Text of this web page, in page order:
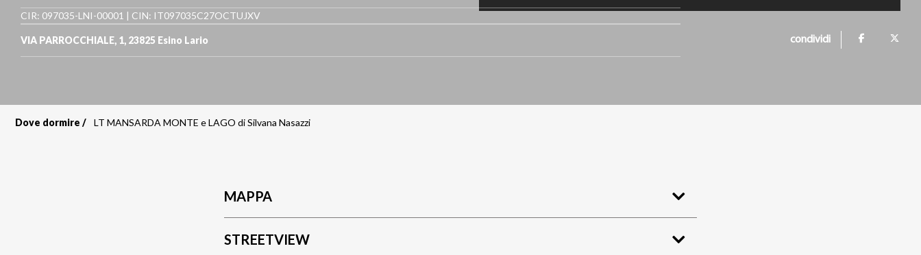
CIR: 097035-LNI-00001 | CIN: IT097035C27OCTUJXV
VIA PARROCCHIALE, 1, 23825 Esino Lario condividi
Dove dormire LT MANSARDA MONTE e LAGO di Silvana Nasazzi
MAPPA
STREETVIEW